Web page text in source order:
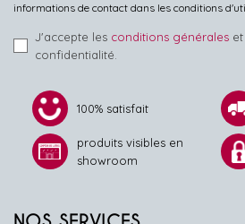
informations de contact dans les conditions
J'accepte les conditions générales
confidentialité.
100% satisfait
produits visibles en
showroom